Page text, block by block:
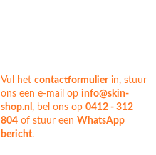
Vul hetcontactformulierin, stuur
ons een e-mail opinfo@skin-
shop.nl , bel ons op0412 - 312
804 of stuur eenWhatsApp
bericht.